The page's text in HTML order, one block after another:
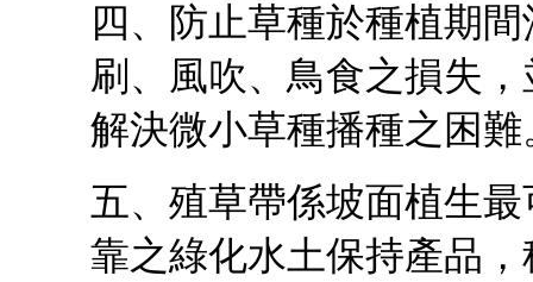
四、防止草種於種植期間
刷、風吹、鳥食之損失，
解決微小草種播種之困難
五、殖草帶係坡面植生最
靠之綠化水土保持產品，